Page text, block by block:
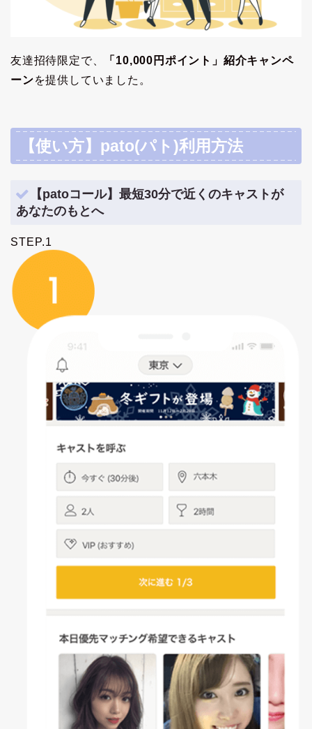
友達招待限定で、
「10,000円ポイント」紹介キャンペ
ーンを提供していました。
【使い方】pato(パト)利用方法
【patoコール】最短30分で近くのキャストが
あなたのもとへ
STEP.1